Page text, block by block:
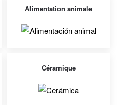
Alimentation animale
Céramique